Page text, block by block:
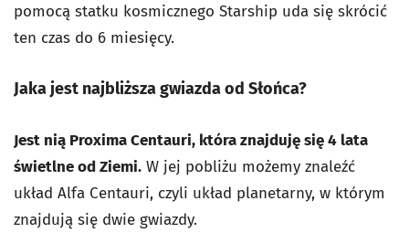
pomocą statku kosmicznego Starship uda się skrócić
ten czas do 6 miesięcy.
Jaka jest najbliższa gwiazda od Słońca?
Jest nią Proxima Centauri, która znajduję się 4 lata
świetlne od Ziemi. W jej pobliżu możemy znaleźć
układ Alfa Centauri, czyli układ planetarny, w którym
znajdują się dwie gwiazdy.